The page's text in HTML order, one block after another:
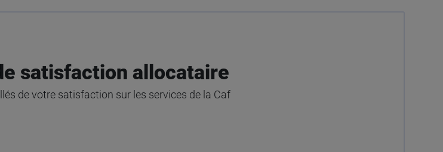
satisfaction allocataire
de votre satisfaction sur les services de la Caf